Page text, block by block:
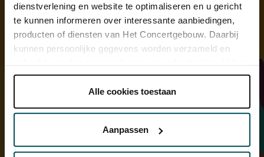
dienstverlening en website te optimaliseren en u gericht
te kunnen informeren over interessante aanbiedingen,
producten of diensten van Het Concertgebouw. Daarbij
kunnen persoonlijke gegevens worden verzameld en
onder 'aanpassen' zelf welke cookies wij mogen
Lees onze cookieverklaring hier. Lees onze
Via decookieverklaringop onze website kunt u uw
Alle cookies toestaan
Aanpassen
Ontdek meer